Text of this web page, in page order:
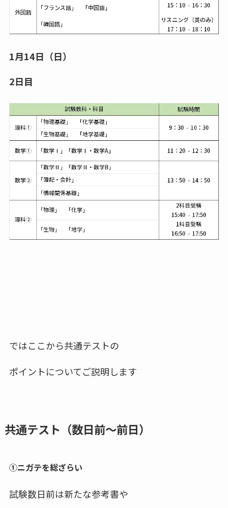
1月14日（日）
2日目
ではここから共通テストの
ポイントについてご説明します
共通テスト（数日前～前日）
①ニガテを総ざらい
試験数日前は新たな参考書や